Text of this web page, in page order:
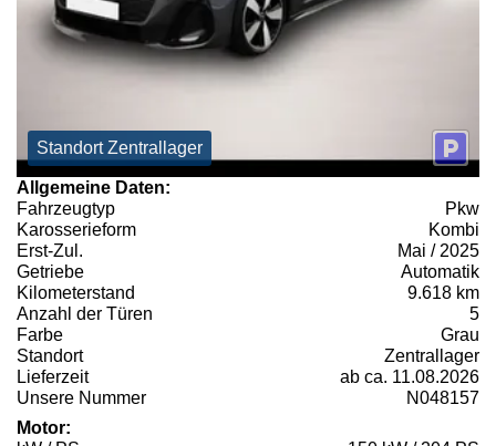
Standort Zentrallager
Allgemeine Daten:
Fahrzeugtyp
Pkw
Karosserieform
Kombi
Erst-Zul.
Mai / 2025
Getriebe
Automatik
Kilometerstand
9.618 km
Anzahl der Türen
5
Farbe
Grau
Standort
Zentrallager
Lieferzeit
ab ca. 11.08.2026
Unsere Nummer
N048157
Motor: